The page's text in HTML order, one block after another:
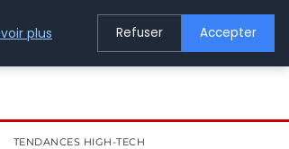
TENDANCES HIGH-TECH
plus Refuser Accepter